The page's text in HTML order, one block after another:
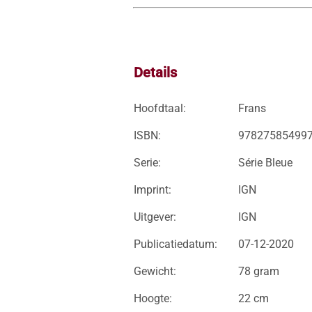
Details
Hoofdtaal: Frans
ISBN:
Serie: Série Bleue
Imprint: IGN
Uitgever: IGN
Publicatiedatum: 07-12-2020
Gewicht: 78 gram
Hoogte: 22 cm